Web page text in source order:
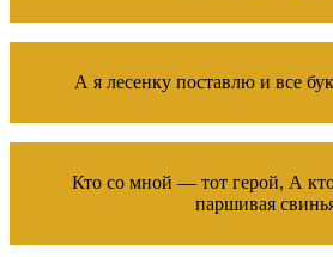
А я лесенку поставлю и все
Кто со мной — тот герой, А
паршивая